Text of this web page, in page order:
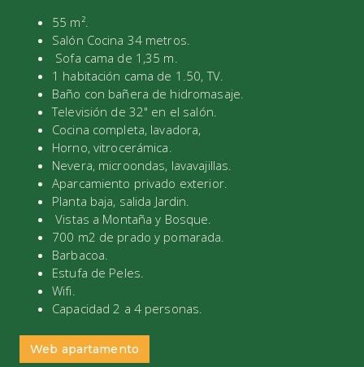
55 m².
Salón Cocina 34 metros.
Sofa cama de 1,35 m.
1 habitación cama de 1.50, TV.
Baño con bañera de hidromasaje.
Televisión de 32" en el salón.
Cocina completa, lavadora,
Horno, vitrocerámica.
Nevera, microondas, lavavajillas.
Aparcamiento privado exterior.
Planta baja, salida Jardin.
Vistas a Montaña y Bosque.
700 m2 de prado y pomarada.
Barbacoa.
Estufa de Peles.
Wifi.
Capacidad 2 a 4 personas.
Web apartamento